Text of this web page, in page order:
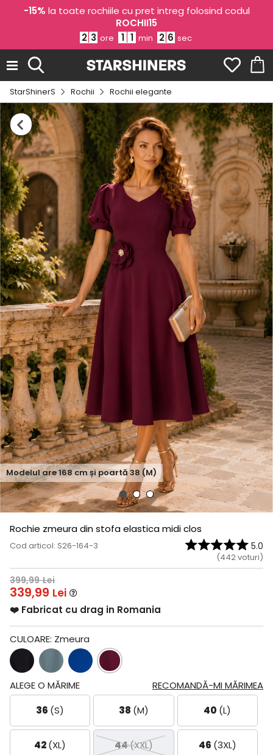
-15% la toate rochiile cu pret intreg folosind codul
ROCHII15
2 3 ore 1 1 min 2 5 sec
StarShinerS Rochii Rochii elegante
Modelul are168cm și poartă38 (M)
Rochie zmeura din stofa elastica midi clos
Cod articol: S26-164-3 5.0
(442voturi)
399,99 Lei
339,99 Lei
❤️ Fabricat cu drag in Romania
CULOARE: Zmeura
RECOMANDĂ-MI MĂRIMEA
ALEGE O MĂRIME
36 (S) 38 (M) 40 (L)
42(XL) 44(XXL) 46 (3XL)